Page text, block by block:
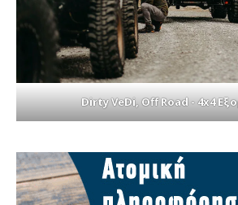
Dirty VeDi, Off Road - 4x4